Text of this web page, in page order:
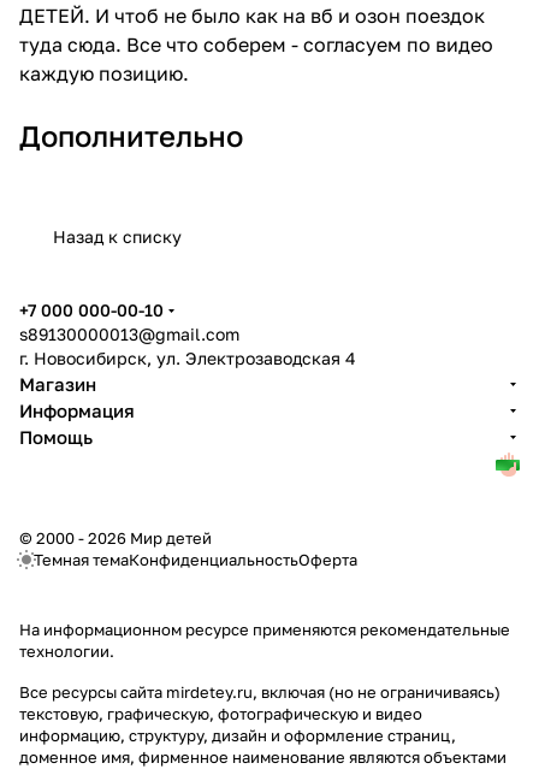
ДЕТЕЙ. И чтоб не было как на вб и озон поездок
туда сюда. Все что соберем - согласуем по видео
каждую позицию.
Дополнительно
Назад к списку
+7 000 000-00-10
s89130000013@gmail.com
г. Новосибирск, ул. Электрозаводская 4
Магазин
Информация
Помощь
© 2000 - 2026 Мир детей
Темная темаКонфиденциальностьОферта
На информационном ресурсе применяются рекомендательные
технологии.
Все ресурсы сайта mirdetey.ru, включая (но не ограничиваясь)
текстовую, графическую, фотографическую и видео
информацию, структуру, дизайн и оформление страниц,
доменное имя, фирменное наименование являются объектами